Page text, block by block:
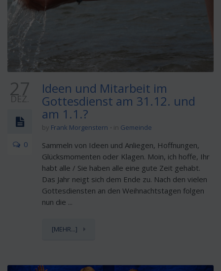
27
DEZ.
0
Ideen und Mitarbeit im
Gottesdienst am 31.12. und
am 1.1.?
by Frank Morgenstern in Gemeinde
Sammeln von Ideen und Anliegen, Hoffnungen,
Glücksmomenten oder Klagen. Moin, ich hoffe, Ihr
habt alle / Sie haben alle eine gute Zeit gehabt.
Das Jahr neigt sich dem Ende zu. Nach den vielen
Gottesdiensten an den Weihnachtstagen folgen
nun die ...
[MEHR...]